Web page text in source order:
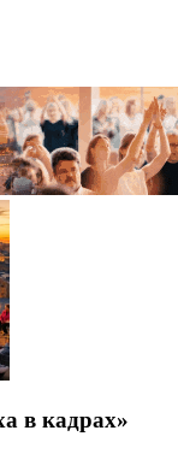
в кадрах»